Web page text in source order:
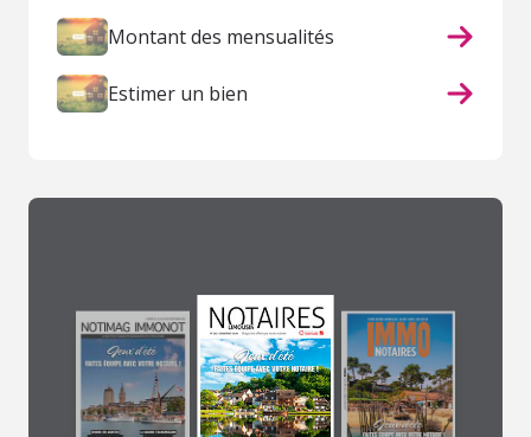
Montant des mensualités
Estimer un bien